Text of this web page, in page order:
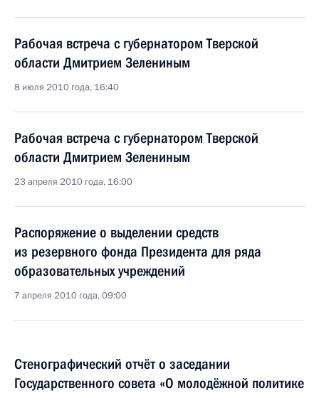
Рабочая встреча с губернатором Тверской
области Дмитрием Зелениным
8 июля 2010 года, 16:40
Рабочая встреча с губернатором Тверской
области Дмитрием Зелениным
23 апреля 2010 года, 16:00
Распоряжение о выделении средств
из резервного фонда Президента для ряда
образовательных учреждений
7 апреля 2010 года, 09:00
Стенографический отчёт о заседании
Государственного совета «О молодёжной политике